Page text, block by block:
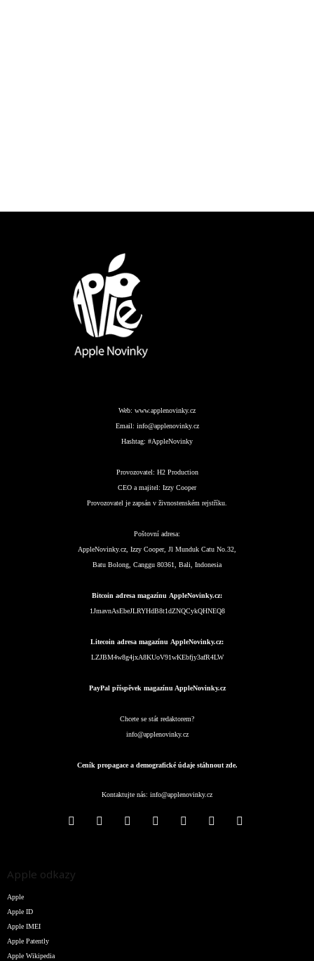
Web: www.applenovinky.cz
Email: info@applenovinky.cz
Hashtag: #AppleNovinky
Provozovatel: H2 Production
CEO a majitel: Izzy Cooper
Provozovatel je zapsán v živnostenském rejstříku.
Poštovní adresa:
AppleNovinky.cz, Izzy Cooper, Jl Munduk Catu No.32,
Batu Bolong, Canggu 80361, Bali, Indonesia
Bitcoin adresa magazínu AppleNovinky.cz:
1JmavnAsEbeJLRYHdB8t1dZNQCykQHNEQ8
Litecoin adresa magazínu AppleNovinky.cz:
LZJBM4w8g4jxA8KUoV91wKEbfjy3afR4LW
PayPal příspěvek magazínu AppleNovinky.cz
Chcete se stát redaktorem?
info@applenovinky.cz
Ceník propagace a demografické údaje stáhnout zde.
Kontaktujte nás: info@applenovinky.cz
Apple odkazy
Apple
Apple ID
Apple IMEI
Apple Patently
Apple Wikipedia